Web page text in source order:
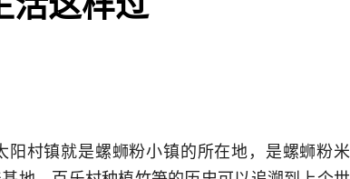
村镇就是螺蛳粉小镇的所在地，是螺蛳粉米